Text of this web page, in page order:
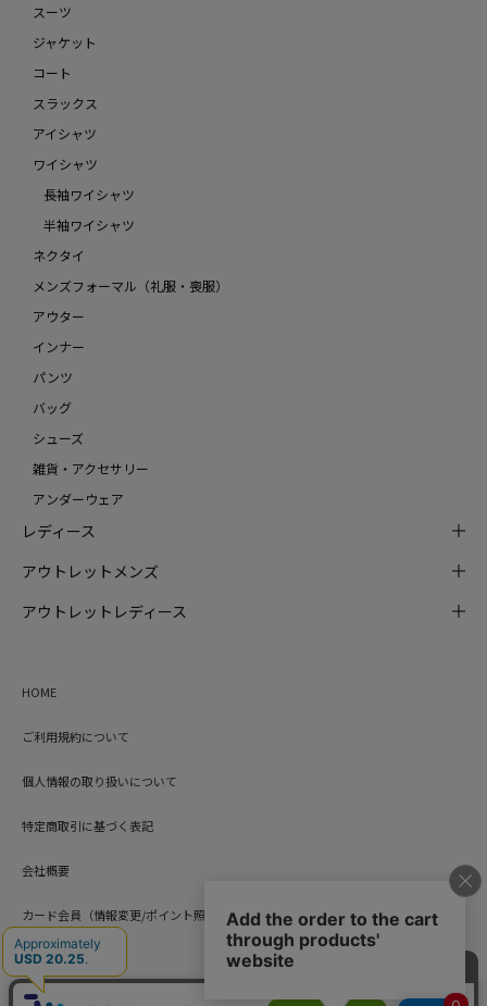
スーツ
ジャケット
コート
スラックス
アイシャツ
ワイシャツ
長袖ワイシャツ
半袖ワイシャツ
ネクタイ
メンズフォーマル（礼服・喪服）
アウター
インナー
パンツ
バッグ
シューズ
雑貨・アクセサリー
アンダーウェア
レディース
アウトレットメンズ
アウトレットレディース
HOME
ご利用規約について
個人情報の取り扱いについて
特定商取引に基づく表記
会社概要
カード会員（情報変更/ポイント照会）
お問い合わせ